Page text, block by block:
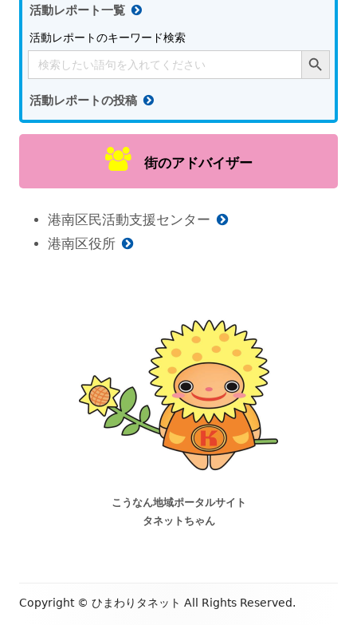
活動レポート一覧
活動レポートのキーワード検索
Search
for:
Search Button
活動レポートの投稿
街のアドバイザー
港南区民活動支援センター
港南区役所
こうなん地域ポータルサイト
タネットちゃん
Copyright © ひまわりタネット All Rights Reserved.